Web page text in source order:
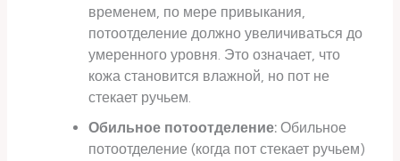
временем, по мере привыкания,
потоотделение должно увеличиваться до
умеренного уровня. Это означает, что
кожа становится влажной, но пот не
стекает ручьем.
Обильное потоотделение:Обильное
потоотделение (когда пот стекает ручьем)